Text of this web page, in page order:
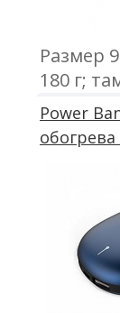
Размер
180 г;
Power